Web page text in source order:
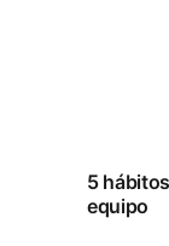
5
equipo